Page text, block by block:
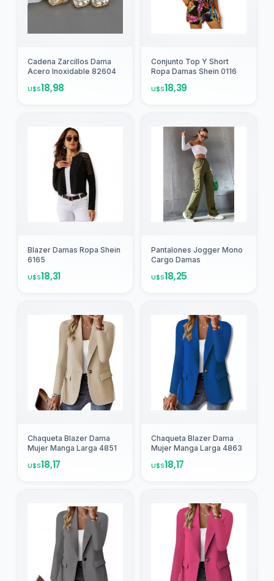
Cadena Zarcillos Dama
Acero Inoxidable 82604
U$S18,98
Conjunto Top Y Short
Ropa Damas Shein 0116
U$S18,39
Blazer Damas Ropa Shein
6165
U$S18,31
Pantalones Jogger Mono
Cargo Damas
U$S18,25
Chaqueta Blazer Dama
Mujer Manga Larga 4851
U$S18,17
Chaqueta Blazer Dama
Mujer Manga Larga 4863
U$S18,17